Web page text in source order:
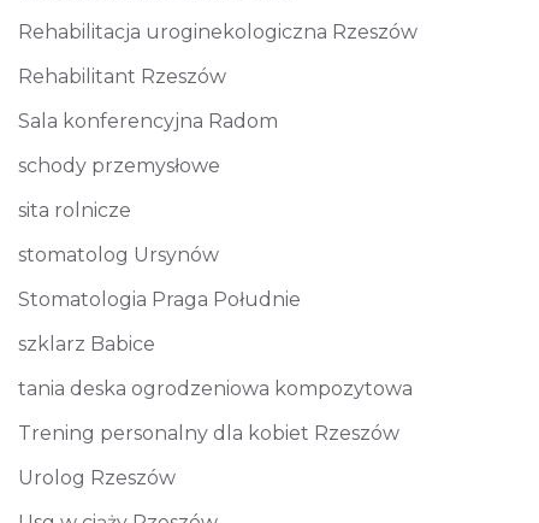
Rehabilitacja uroginekologiczna Rzeszów
Rehabilitant Rzeszów
Sala konferencyjna Radom
schody przemysłowe
sita rolnicze
stomatolog Ursynów
Stomatologia Praga Południe
szklarz Babice
tania deska ogrodzeniowa kompozytowa
Trening personalny dla kobiet Rzeszów
Urolog Rzeszów